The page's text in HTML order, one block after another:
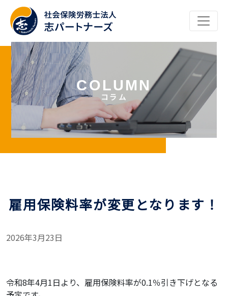
コラム
雇用保険料率が変更となります！
2026年3月23日
令和8年4月1日より、雇用保険料率が0.1％引き下げとなる